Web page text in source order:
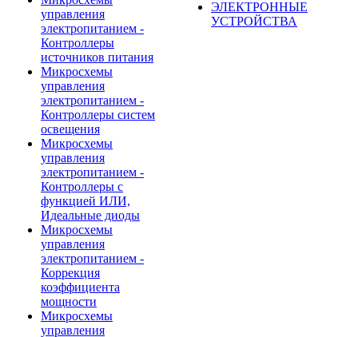
управления
электропитанием -
Контроллеры
источников питания
Микросхемы
управления
электропитанием -
Контроллеры систем
освещения
Микросхемы
управления
электропитанием -
Контроллеры с
функцией ИЛИ,
Идеальные диоды
Микросхемы
управления
электропитанием -
Коррекция
коэффициента
мощности
Микросхемы
управления
ЭЛЕКТРОННЫЕ
УСТРОЙСТВА